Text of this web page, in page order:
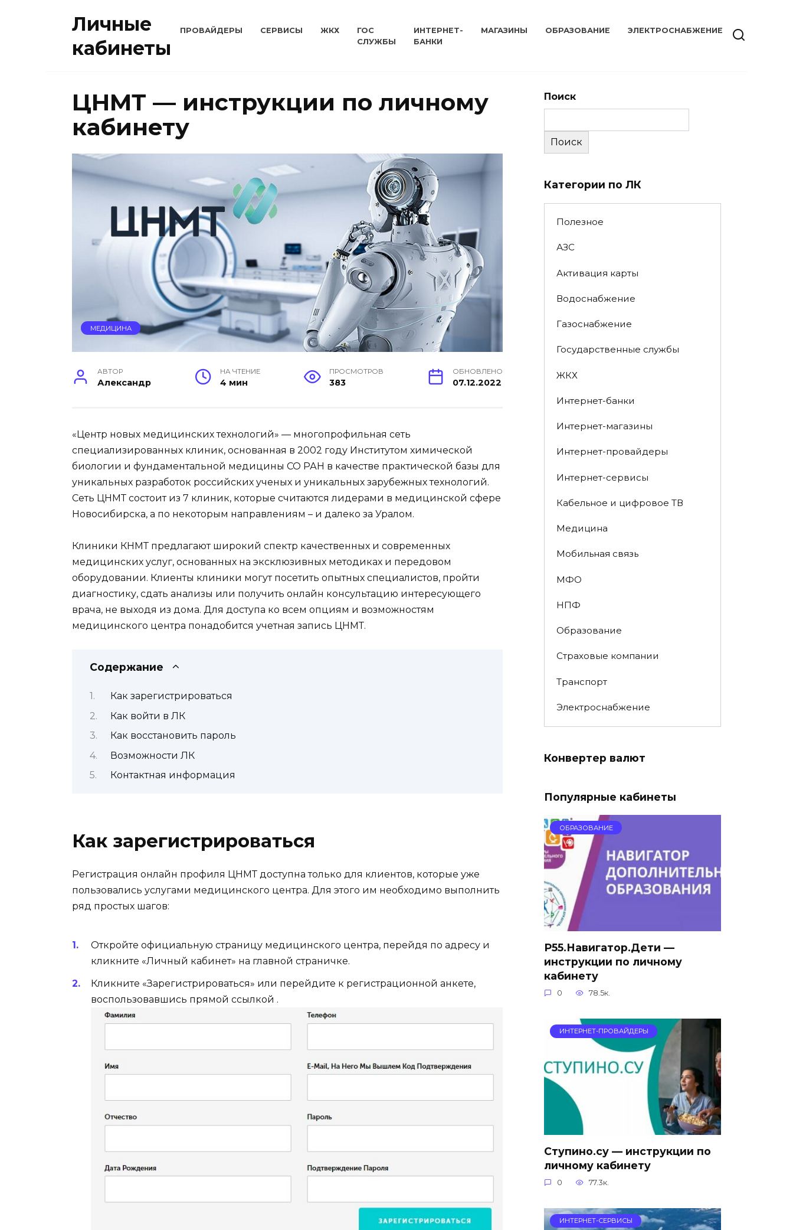
Личные
кабинеты
ПРОВАЙДЕРЫ СЕРВИСЫ ЖКХ
ГОС
СЛУЖБЫ
ИНТЕРНЕТ-
БАНКИ
МАГАЗИНЫ ОБРАЗОВАНИЕ ЭЛЕКТРОСНАБЖЕНИЕ
ЦНМТ — инструкции по личному
кабинету
МЕДИЦИНА
АВТОР
Александр
НА ЧТЕНИЕ
4 мин
ПРОСМОТРОВ
383
ОБНОВЛЕНО
07.12.2022
«Центр новых медицинских технологий» — многопрофильная сеть
специализированных клиник, основанная в 2002 году Институтом химической
биологии и фундаментальной медицины СО РАН в качестве практической базы для
уникальных разработок российских ученых и уникальных зарубежных технологий.
Сеть ЦНМТ состоит из 7 клиник, которые считаются лидерами в медицинской сфере
Новосибирска, а по некоторым направлениям – и далеко за Уралом.
Клиники КНМТ предлагают широкий спектр качественных и современных
медицинских услуг, основанных на эксклюзивных методиках и передовом
оборудовании. Клиенты клиники могут посетить опытных специалистов, пройти
диагностику, сдать анализы или получить онлайн консультацию интересующего
врача, не выходя из дома. Для доступа ко всем опциям и возможностям
медицинского центра понадобится учетная запись ЦНМТ.
Содержание
Как зарегистрироваться
Как войти в ЛК
Как восстановить пароль
Возможности ЛК
Контактная информация
Как зарегистрироваться
Регистрация онлайн профиля ЦНМТ доступна только для клиентов, которые уже
пользовались услугами медицинского центра. Для этого им необходимо выполнить
ряд простых шагов:
Откройте официальную страницу медицинского центра, перейдя по адресу и
кликните «Личный кабинет» на главной страничке.
Кликните «Зарегистрироваться» или перейдите к регистрационной анкете,
воспользовавшись прямой ссылкой .
Поиск
Поиск
Категории по ЛК
Полезное
АЗС
Активация карты
Водоснабжение
Газоснабжение
Государственные службы
ЖКХ
Интернет-банки
Интернет-магазины
Интернет-провайдеры
Интернет-сервисы
Кабельное и цифровое ТВ
Медицина
Мобильная связь
МФО
НПФ
Образование
Страховые компании
Транспорт
Электроснабжение
Конвертер валют
Популярные кабинеты
ОБРАЗОВАНИЕ
Р55.Навигатор.Дети —
инструкции по личному
кабинету
0 78.5к.
ИНТЕРНЕТ-ПРОВАЙДЕРЫ
Ступино.су — инструкции по
личному кабинету
0 77.3к.
ИНТЕРНЕТ-СЕРВИСЫ